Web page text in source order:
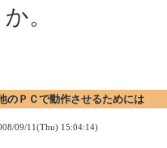
。
のＰＣで動作させるためには
09/11(Thu) 15:04:14)